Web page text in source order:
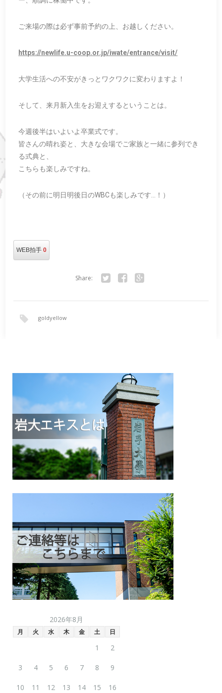
ご来場の際は必ず事前予約の上、お越しください。
https://newlife.u-coop.or.jp/iwate/entrance/visit/
大学生活への不安がきっとワクワクに変わりますよ！
そして、来月新入生をお迎えするということは。
今週後半はいよいよ卒業式です。
皆さんの晴れ姿と、大きな会場でご家族と一緒に参列でき
る式典と、
こちらも楽しみですね。
（その前に明日明後日のWBCも楽しみです…！）
WEB拍手0
Share:
goldyellow
2026年8月
月 火 水 木 金 土 日
1 2
3 4 5 6 7 8 9
10 11 12 13 14 15 16